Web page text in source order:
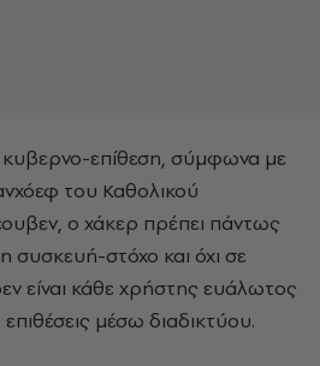
κυβερνο-επίθεση, σύμφωνα με
του Καθολικού
ο χάκερ πρέπει πάντως
συσκευή-στόχο και όχι σε
είναι κάθε χρήστης ευάλωτος
μέσω διαδικτύου.